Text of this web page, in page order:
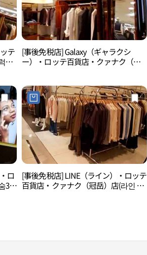
テ
시
[事後免税店] Galaxy（ギャラクシ
ー）・ロッテ百貨店・クァナク（冠
ロ
37
[事後免税店] LINE（ライン）・ロッテ
百貨店・クァナク（冠岳）店(라인 롯